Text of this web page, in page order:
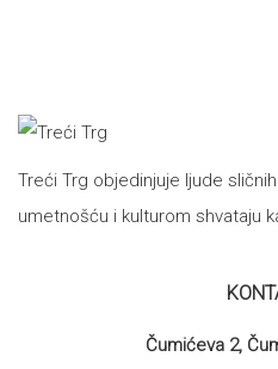
Treći Trg objedinjuje ljude
umetnošću i kulturom shvataju
Čumićeva 2,